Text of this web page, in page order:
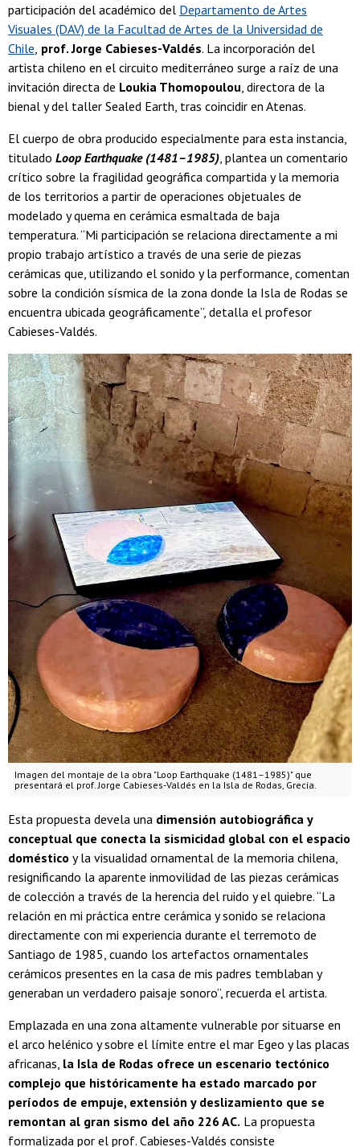
participación del académico del Departamento de Artes
Visuales (DAV) de la Facultad de Artes de la Universidad de
Chile, prof. Jorge Cabieses-Valdés. La incorporación del
artista chileno en el circuito mediterráneo surge a raíz de una
invitación directa de Loukia Thomopoulou, directora de la
bienal y del taller Sealed Earth, tras coincidir en Atenas.
El cuerpo de obra producido especialmente para esta instancia,
titulado Loop Earthquake (1481–1985), plantea un comentario
crítico sobre la fragilidad geográfica compartida y la memoria
de los territorios a partir de operaciones objetuales de
modelado y quema en cerámica esmaltada de baja
temperatura. “Mi participación se relaciona directamente a mi
propio trabajo artístico a través de una serie de piezas
cerámicas que, utilizando el sonido y la performance, comentan
sobre la condición sísmica de la zona donde la Isla de Rodas se
encuentra ubicada geográficamente”, detalla el profesor
Cabieses-Valdés.
Imagen del montaje de la obra "Loop Earthquake (1481–1985)" que
presentará el prof. Jorge Cabieses-Valdés en la Isla de Rodas, Grecia.
Esta propuesta devela una dimensión autobiográfica y
conceptual que conecta la sismicidad global con el espacio
doméstico y la visualidad ornamental de la memoria chilena,
resignificando la aparente inmovilidad de las piezas cerámicas
de colección a través de la herencia del ruido y el quiebre. “La
relación en mi práctica entre cerámica y sonido se relaciona
directamente con mi experiencia durante el terremoto de
Santiago de 1985, cuando los artefactos ornamentales
cerámicos presentes en la casa de mis padres temblaban y
generaban un verdadero paisaje sonoro”, recuerda el artista.
Emplazada en una zona altamente vulnerable por situarse en
el arco helénico y sobre el límite entre el mar Egeo y las placas
africanas, la Isla de Rodas ofrece un escenario tectónico
complejo que históricamente ha estado marcado por
períodos de empuje, extensión y deslizamiento que se
remontan al gran sismo del año 226 AC. La propuesta
formalizada por el prof. Cabieses-Valdés consiste